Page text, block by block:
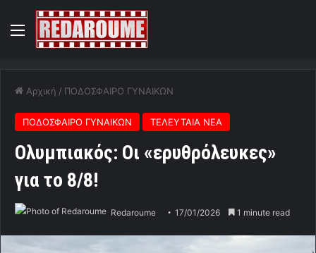
Menu
Αρχική / ΠΟΔΟΣΦΑΙΡΟ ΓΥΝΑΙΚΩΝ
ΠΟΔΟΣΦΑΙΡΟ ΓΥΝΑΙΚΩΝ ΤΕΛΕΥΤΑΙΑ ΝΕΑ
Ολυμπιακός: Οι «ερυθρόλευκες»
για το 8/8!
Redaroume 17/01/2026 1 minute read